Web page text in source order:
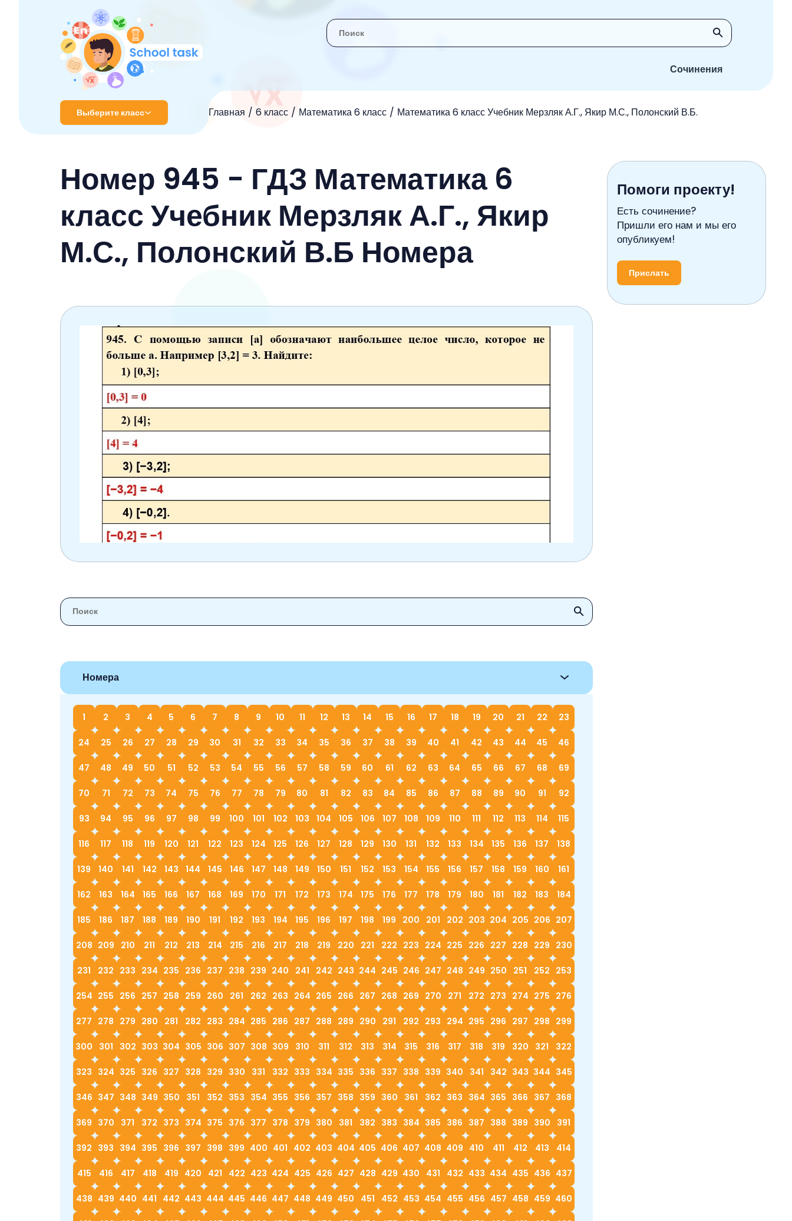
Сочинения
Выберите класс Главная 6 класс Математика 6 класс Математика 6 класс Учебник Мерзляк А.Г., Якир М.С., Полонский В.Б.
2 класс
4 класс
5 класс
Номер 945 - ГДЗ Математика 6
класс Учебник Мерзляк А.Г., Якир
М.С., Полонский В.Б Номера
Номера
1 2 3 4 5 6 7 8 9 10 11 12 13 14 15 16 17 18 19 20 21 22 23
24 25 26 27 28 29 30 31 32 33 34 35 36 37 38 39 40 41 42 43 44 45 46
47 48 49 50 51 52 53 54 55 56 57 58 59 60 61 62 63 64 65 66 67 68 69
70 71 72 73 74 75 76 77 78 79 80 81 82 83 84 85 86 87 88 89 90 91 92
93 94 95 96 97 98 99 100 101 102 103 104 105 106 107 108 109 110 111 112 113 114 115
116 117 118 119 120 121 122 123 124 125 126 127 128 129 130 131 132 133 134 135 136 137 138
139 140 141 142 143 144 145 146 147 148 149 150 151 152 153 154 155 156 157 158 159 160 161
162 163 164 165 166 167 168 169 170 171 172 173 174 175 176 177 178 179 180 181 182 183 184
185 186 187 188 189 190 191 192 193 194 195 196 197 198 199 200 201 202 203 204 205 206 207
208 209 210 211 212 213 214 215 216 217 218 219 220 221 222 223 224 225 226 227 228 229 230
231 232 233 234 235 236 237 238 239 240 241 242 243 244 245 246 247 248 249 250 251 252 253
254 255 256 257 258 259 260 261 262 263 264 265 266 267 268 269 270 271 272 273 274 275 276
277 278 279 280 281 282 283 284 285 286 287 288 289 290 291 292 293 294 295 296 297 298 299
300 301 302 303 304 305 306 307 308 309 310 311 312 313 314 315 316 317 318 319 320 321 322
323 324 325 326 327 328 329 330 331 332 333 334 335 336 337 338 339 340 341 342 343 344 345
346 347 348 349 350 351 352 353 354 355 356 357 358 359 360 361 362 363 364 365 366 367 368
369 370 371 372 373 374 375 376 377 378 379 380 381 382 383 384 385 386 387 388 389 390 391
392 393 394 395 396 397 398 399 400 401 402 403 404 405 406 407 408 409 410 411 412 413 414
415 416 417 418 419 420 421 422 423 424 425 426 427 428 429 430 431 432 433 434 435 436 437
438 439 440 441 442 443 444 445 446 447 448 449 450 451 452 453 454 455 456 457 458 459 460
Помоги проекту!
Есть сочинение?
Пришли его нам и мы его
опубликуем!
Прислать